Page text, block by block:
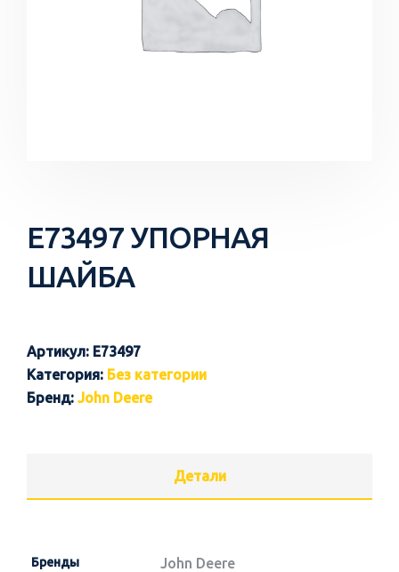
E73497 УПОРНАЯ
ШАЙБА
Артикул: E73497
Категория: Без категории
Бренд: John Deere
Детали
Бренды John Deere